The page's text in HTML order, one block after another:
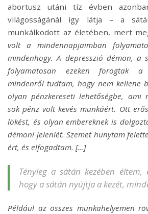
abortusz utáni tíz évben
világosságánál így látja – a
munkálkodott az életében, mert
volt a mindennapjaimban
mindenhogy. A depresszió démon, a
folyamatosan ezeken forogtak a
mindenről tudtam, hogy nem kellene
olyan pénzkereseti lehetőségbe, ami
sok pénz volt kevés munkáért. Ott
lökést, és olyan embereknek is
démoni jelenlét. Szemet hunytam
ért, és elfogadtam. […]
Tényleg a sátán kezében éltem,
hogy a sátán nyújtja a kezét,
Például az összes munkahelyemen